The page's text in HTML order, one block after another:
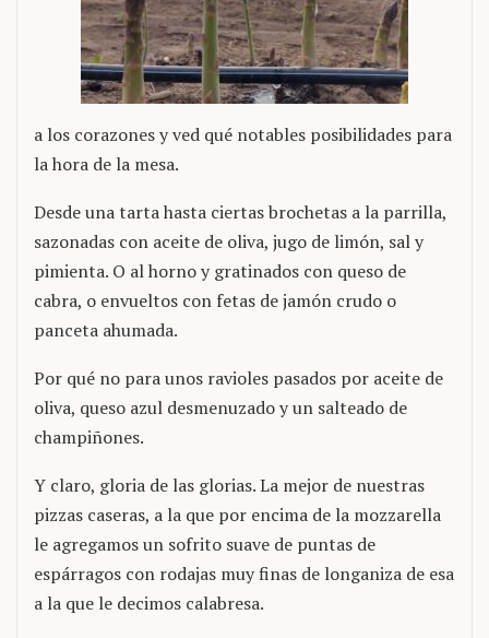
a los corazones y ved qué notables posibilidades para
la hora de la mesa.
Desde una tarta hasta ciertas brochetas a la parrilla,
sazonadas con aceite de oliva, jugo de limón, sal y
pimienta. O al horno y gratinados con queso de
cabra, o envueltos con fetas de jamón crudo o
panceta ahumada.
Por qué no para unos ravioles pasados por aceite de
oliva, queso azul desmenuzado y un salteado de
champiñones.
Y claro, gloria de las glorias. La mejor de nuestras
pizzas caseras, a la que por encima de la mozzarella
le agregamos un sofrito suave de puntas de
espárragos con rodajas muy finas de longaniza de esa
a la que le decimos calabresa.